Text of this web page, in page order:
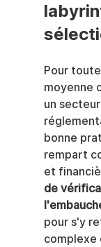
Pour
moyenne
un
bonne
rempart
et
de
pour s'y
complexe